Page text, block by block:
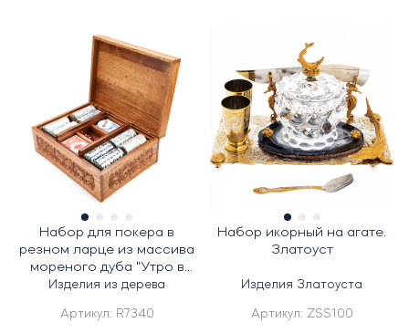
Набор для покера в
резном ларце из массива
мореного дуба "Утро в
сосновом бору"
Изделия из дерева
Артикул: R7340
Набор икорный на агате.
Златоуст
Изделия Златоуста
Артикул: ZSS100